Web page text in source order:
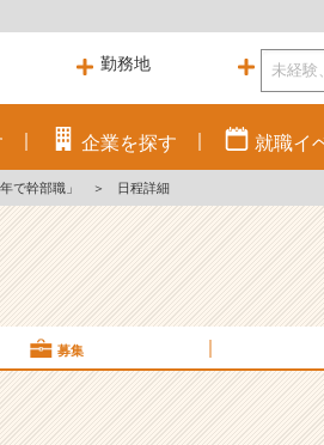
企業を探す 就職イ
で幹部職」 ＞ 日程詳細
募集